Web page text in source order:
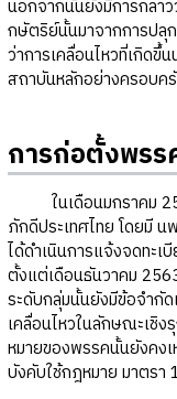
นอกจากนั้นยังมีการกล่า
กษัตริย์นั้นมาจากการปลุ
ว่าการเคลื่อนไหวที่เกิดขึ้
สถาบันหลักอย่างครอบค
การก่อตั้งพร
ในเดือนมกราคม
ภักดีประเทศไทย โดยมี
ได้ดำเนินการแจ้งจดทะ
ตั้งแต่เดือนธันวาคม
ระดับกลุ่มนั้นยังมีข้อจำกั
เคลื่อนไหวในลักษณะเชิ
หมายของพรรคนั้นยังคง
บังคับใช้กฎหมาย มาตรา